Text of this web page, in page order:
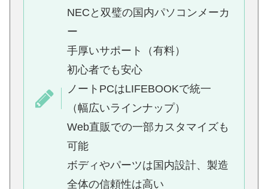
NECと双璧の国内パソコンメーカ
ー
手厚いサポート（有料）
初心者でも安心
ノートPCはLIFEBOOKで統一
（幅広いラインナップ）
Web直販での一部カスタマイズも
可能
ボディやパーツは国内設計、製造
全体の信頼性は高い